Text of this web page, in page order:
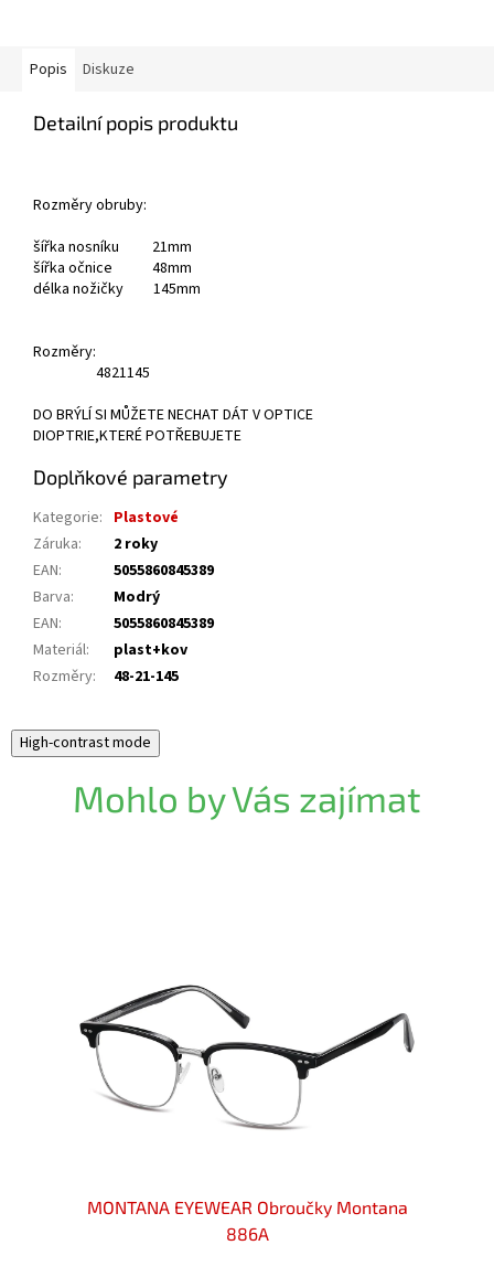
Popis Diskuze
Detailní popis produktu
Rozměry obruby:
šířka nosníku 21mm
šířka očnice 48mm
délka nožičky 145mm
Rozměry:
4821145
DO BRÝLÍ SI MŮŽETE NECHAT DÁT V OPTICE
DIOPTRIE,KTERÉ POTŘEBUJETE
Doplňkové parametry
Kategorie: Plastové
Záruka:
2 roky
EAN:
5055860845389
Barva:
Modrý
EAN:
5055860845389
Materiál:
plast+kov
Rozměry: 48-21-145
High-contrast mode
Mohlo by Vás zajímat
MONTANA EYEWEAR Obroučky Montana
886A